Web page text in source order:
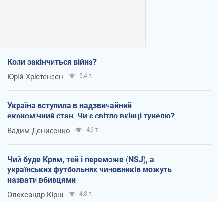
Коли закінчиться війна?
Юрій Хрістензен 5,4 т.
Україна вступила в надзвичайний
економічний стан. Чи є світло вкінці тунелю?
Вадим Денисенко 4,6 т.
Чий буде Крим, той і переможе (NSJ), а
українських футбольних чиновників можуть
назвати вбивцями
Олександр Кірш 4,8 т.